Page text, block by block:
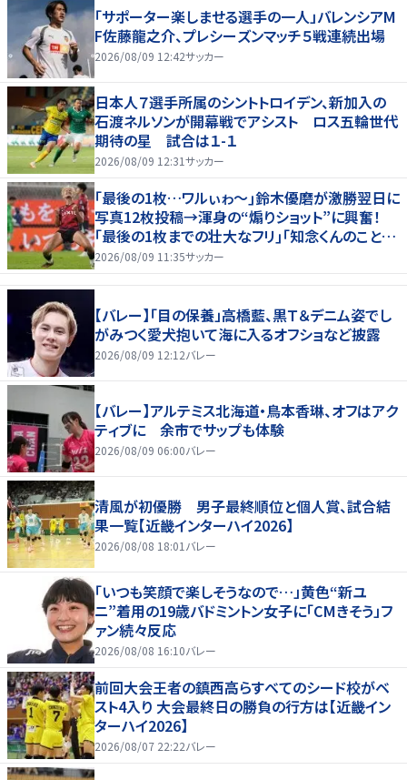
「サポーター楽しませる選手の一人」バレンシアM
F佐藤龍之介、プレシーズンマッチ５戦連続出場
2026/08/09 12:42サッカー
日本人７選手所属のシントトロイデン、新加入の
石渡ネルソンが開幕戦でアシスト ロス五輪世代
期待の星 試合は１-１
2026/08/09 12:31サッカー
｢最後の1枚…ワルぃゎ〜｣鈴木優磨が激勝翌日に
写真12枚投稿→渾身の“煽りショット”に興奮！
｢最後の1枚までの壮大なフリ｣｢知念くんのことど
んだけ好きなんよｗ｣
2026/08/09 11:35サッカー
【バレー】「目の保養」高橋藍、黒Ｔ＆デニム姿でし
がみつく愛犬抱いて海に入るオフショなど披露
2026/08/09 12:12バレー
【バレー】アルテミス北海道・鳥本香琳、オフはアク
ティブに 余市でサップも体験
2026/08/09 06:00バレー
清風が初優勝 男子最終順位と個人賞、試合結
果一覧【近畿インターハイ2026】
2026/08/08 18:01 バレー
「いつも笑顔で楽しそうなので…」黄色“新ユ
ニ”着用の19歳バドミントン女子に「CMきそう」フ
ァン続々反応
2026/08/08 16:10バレー
前回大会王者の鎮西高らすべてのシード校がベ
スト4入り 大会最終日の勝負の行方は【近畿イン
ターハイ2026】
2026/08/07 22:22バレー